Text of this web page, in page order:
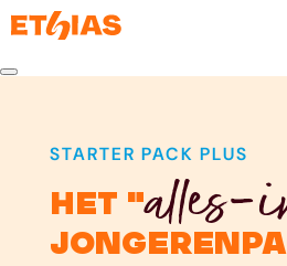
STARTER PACK PLUS
het "alles-